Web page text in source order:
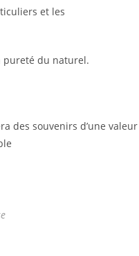
et les
pureté du naturel.
des souvenirs d’une valeur